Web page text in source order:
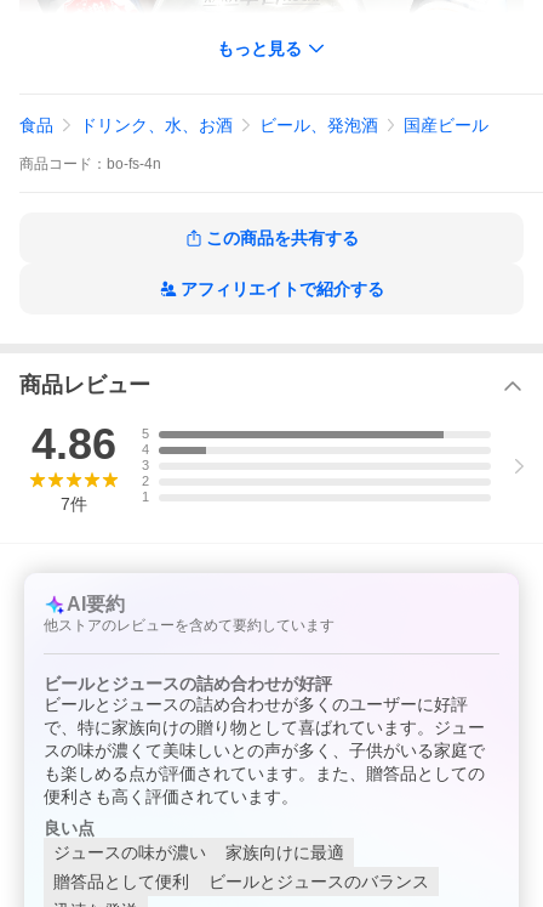
もっと見る
食品 ドリンク、水、お酒 ビール、発泡酒 国産ビール
商品 コード： bo-fs-4n
この商品を共有する
アフィリエイトで紹介する
商品レビュー
4.86
7件
5
4
3
2
1
AI要約
他ストアのレビューを含めて要約しています
ビールとジュースの詰め合わせが好評
ビールとジュースの詰め合わせが多くのユーザーに好評
で、特に家族向けの贈り物として喜ばれています。ジュー
スの味が濃くて美味しいとの声が多く、子供がいる家庭で
も楽しめる点が評価されています。また、贈答品としての
便利さも高く評価されています。
良い点
ジュースの味が濃い
家族向けに最適
贈答品として便利
ビールとジュースのバランス